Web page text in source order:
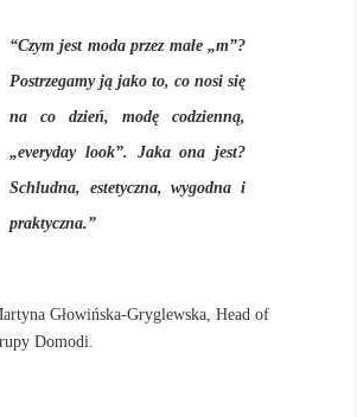
“Czym jest moda przez małe „m”?
Postrzegamy ją jako to, co nosi się
na co dzień, modę codzienną,
„everyday look”. Jaka ona jest?
Schludna, estetyczna, wygodna i
praktyczna.”
Głowińska-Gryglewska, Head of
Domodi.